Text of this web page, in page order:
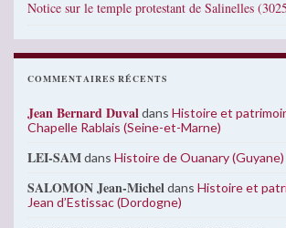
Notice sur le temple protestant de Salinelles
COMMENTAIRES RÉCENTS
Jean Bernard Duvaldans Histoire et
Chapelle Rablais (Seine-et-Marne)
LEI-SAMdans Histoire de Ouanary (Guyane)
SALOMON Jean-Micheldans Histoire et
Jean d’Estissac (Dordogne)